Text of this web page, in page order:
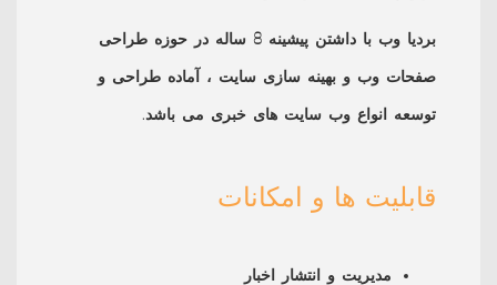
بردیا وب با داشتن پیشینه 8 ساله در حوزه طراحی
صفحات وب و بهینه سازی سایت ، آماده طراحی و
توسعه انواع وب سایت های خبری می باشد.
قابلیت ها و امکانات
مدیریت و انتشار اخبار